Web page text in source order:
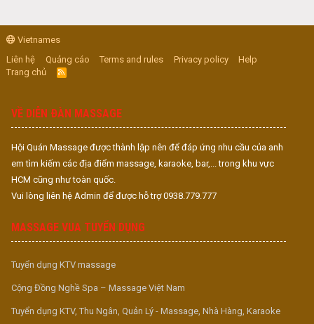
Vietnames
Liên hệ
Quảng cáo Terms and rules Privacy policy
Help
Trang chủ
R
S
VỀ DIỄN ĐÀN MASSAGE
Hội Quán Massage được thành lập nên để đáp ứng nhu cầu của anh
em tìm kiếm các địa điểm massage, karaoke, bar,... trong khu vực
HCM cũng như toàn quốc.
Vui lòng liên hệ Admin để được hỗ trợ 0938.779.777
MASSAGE VUA TUYỂN DỤNG
Tuyển dụng KTV massage
Cộng Đồng Nghề Spa – Massage Việt Nam
Tuyển dụng KTV, Thu Ngân, Quản Lý - Massage, Nhà Hàng, Karaoke